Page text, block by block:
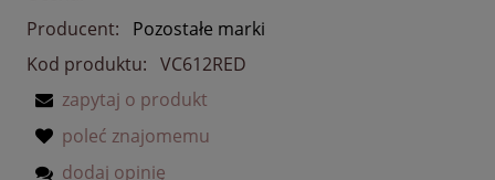
Producent:
Pozostałe marki
Kod produktu: VC612RED
zapytaj o produkt
poleć znajomemu
dodaj opinię